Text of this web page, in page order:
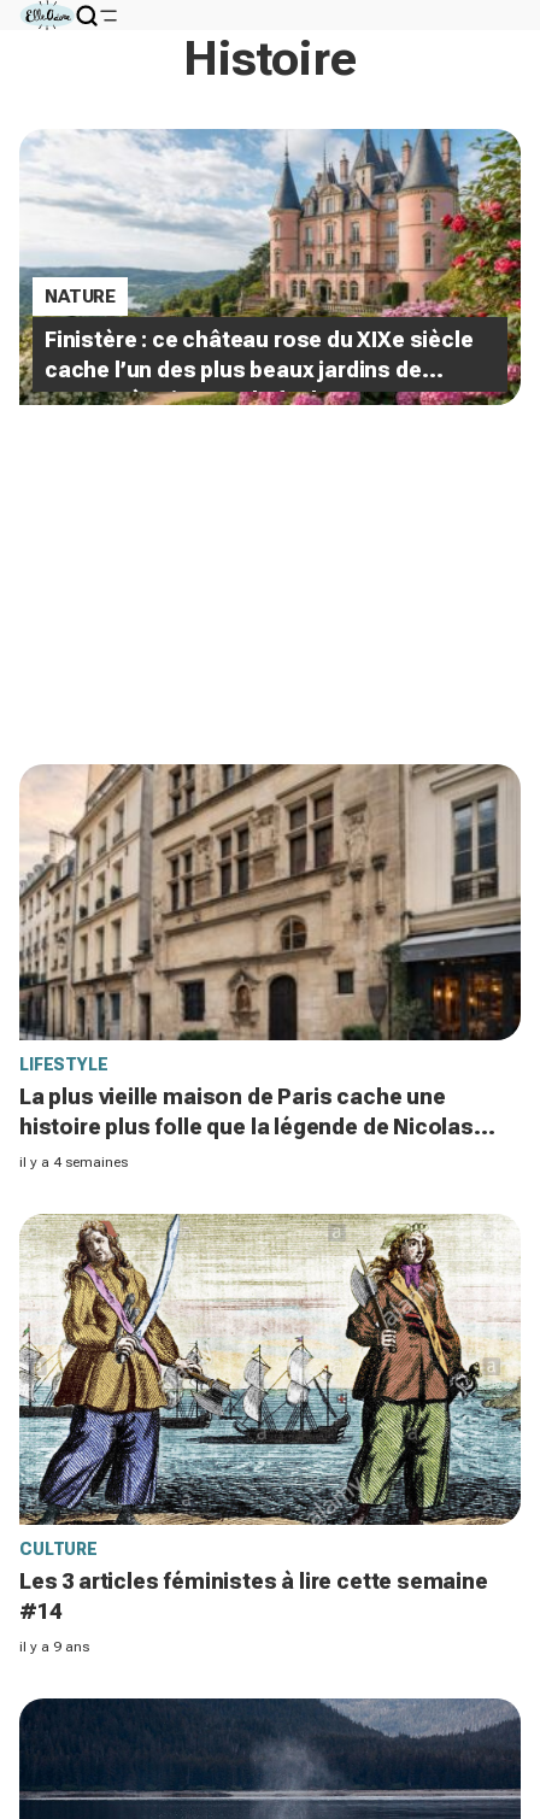
Histoire
NATURE
Finistère : ce château rose du XIXe siècle
cache l’un des plus beaux jardins de
France, à voir avant la foule
LIFESTYLE
La plus vieille maison de Paris cache une
histoire plus folle que la légende de Nicolas
Flamel que les guides taisent
il y a 4 semaines
CULTURE
Les 3 articles féministes à lire cette semaine
#14
il y a 9 ans